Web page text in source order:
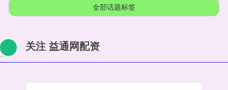
全部话题标签
关注 益通网配资